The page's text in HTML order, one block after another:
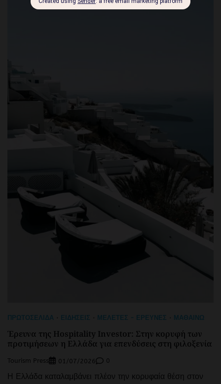
ΠΡΩΤΟΣΈΛΙΔΑ ΕΙΔΉΣΕΙΣ ΜΕΛΈΤΕΣ - ΈΡΕΥΝΕΣ ΜΑΘΑΊΝΩ
Έρευνα της Hospitality Investor: Στην κορυφή των
προτιμήσεων η Ελλάδα για επενδύσεις στη φιλοξενία
Tourism Press 01/07/2026 0
Η Ελλάδα καταλαμβάνει πλέον την κορυφαία θέση στον